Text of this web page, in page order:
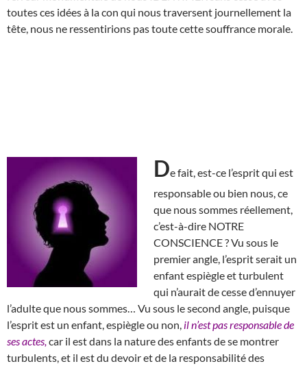
toutes ces idées à la con qui nous traversent journellement la
tête, nous ne ressentirions pas toute cette souffrance morale.
De fait, est-ce l’esprit qui est
responsable ou bien nous, ce
que nous sommes réellement,
c’est-à-dire NOTRE
CONSCIENCE ? Vu sous le
premier angle, l’esprit serait un
enfant espiègle et turbulent
qui n’aurait de cesse d’ennuyer
l’adulte que nous sommes… Vu sous le second angle, puisque
l’esprit est un enfant, espiègle ou non, il n’est pas responsable de
ses actes, car il est dans la nature des enfants de se montrer
turbulents, et il est du devoir et de la responsabilité des